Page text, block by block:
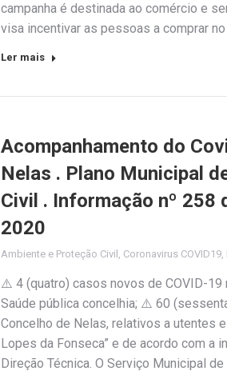
campanha é destinada ao comércio e
visa incentivar as pessoas a comprar
Ler mais
Acompanhamento do
Nelas . Plano Municipal
Civil . Informação nº 258
2020
Ambiente e Proteção Civil , Coronavirus COVID19,
⚠️ 4 (quatro) casos novos de COVID-
Saúde pública concelhia; ⚠️ 60
Concelho de Nelas, relativos a utentes
Lopes da Fonseca” e de acordo com a
Direção Técnica. O Serviço Municipal